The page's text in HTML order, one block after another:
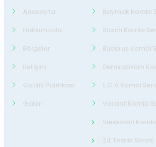
Anasayfa
Hakkımızda
Bölgeler
İletişim
Gizlilik Politikası
Galeri
Baymak Kombi
Bosch Kombi
Buderus Kombi
Demirdöküm
E.C.A Kombi
Valiant Kombi
Viessman
24 Teknik Servis